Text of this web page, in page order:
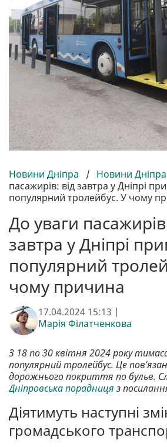
Новини Дніпра / Новини Дніпра
пасажирів: від завтра у Дніпрі
популярний тролейбус. У чому
До уваги
завтра у Дніпрі
популярний
чому причина
17.04.2024 15:13 |
Марія Філатченкова
З 18 по 30 квітня 2024 року
популярний тролейбус. Це
дорожнього покриття по бульв.
Дніпровська порадниця з
Діятимуть наступні
громадського